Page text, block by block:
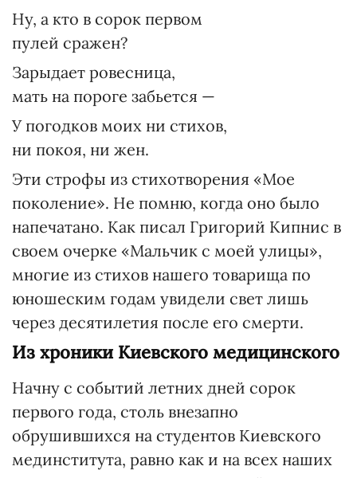
Ну, а кто в сорок первом
пулей сражен?
Зарыдает ровесница,
мать на пороге забьется —
У погодков моих ни стихов,
ни покоя, ни жен.
Эти строфы из стихотворения «Мое
поколение». Не помню, когда оно было
напечатано. Как писал Григорий Кипнис в
своем очерке «Мальчик с моей улицы»,
многие из стихов нашего товарища по
юношеским годам увидели свет лишь
через десятилетия после его смерти.
Из хроники Киевского медицинского
Начну с событий летних дней сорок
первого года, столь внезапно
обрушившихся на студентов Киевского
мединститута, равно как и на всех наших